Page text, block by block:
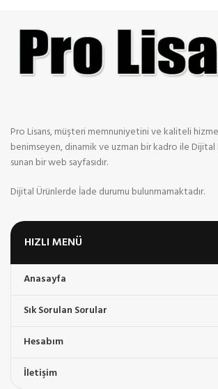
Pro Lisans, müşteri memnuniyetini ve kaliteli
benimseyen, dinamik ve uzman bir kadro ile Dijital
sunan bir web sayfasıdır.
Dijital Ürünlerde İade durumu bulunmamaktadır.
HIZLI MENÜ
Anasayfa
Sık Sorulan Sorular
Hesabım
İletişim